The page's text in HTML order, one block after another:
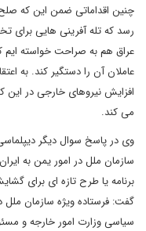
چنین اقداماتی ضمن این که
رسد که تله آفرینی هایی برای
عراق هم به صراحت خواسته ایم
عاملان آن را دستگیر کند. به
افزایش نیروهای خارجی در این
می کند.
وی در پاسخ سوال دیگر دیپلماسی
سازمان ملل در امور یمن به
برنامه یا طرح تازه ای برای
گفت: فرستاده ویژه سازمان ملل
سیاسی وزارت امور خارجه و